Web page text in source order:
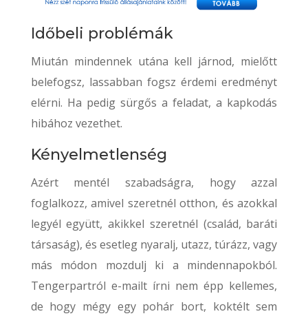
Időbeli problémák
Miután mindennek utána kell járnod, mielőtt
belefogsz, lassabban fogsz érdemi eredményt
elérni. Ha pedig sürgős a feladat, a kapkodás
hibához vezethet.
Kényelmetlenség
Azért mentél szabadságra, hogy azzal
foglalkozz, amivel szeretnél otthon, és azokkal
legyél együtt, akikkel szeretnél (család, baráti
társaság), és esetleg nyaralj, utazz, túrázz, vagy
más módon mozdulj ki a mindennapokból.
Tengerpartról e-mailt írni nem épp kellemes,
de hogy mégy egy pohár bort, koktélt sem